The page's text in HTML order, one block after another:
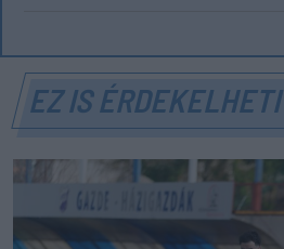
EZ IS ÉRDEKELHETI